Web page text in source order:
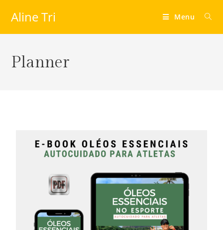
Aline Tri Menu
Planner